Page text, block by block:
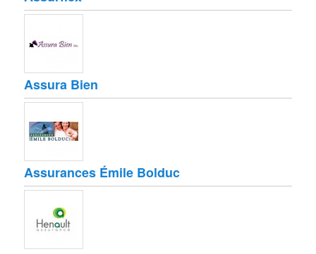
Assura Bien
Assurances Émile Bolduc